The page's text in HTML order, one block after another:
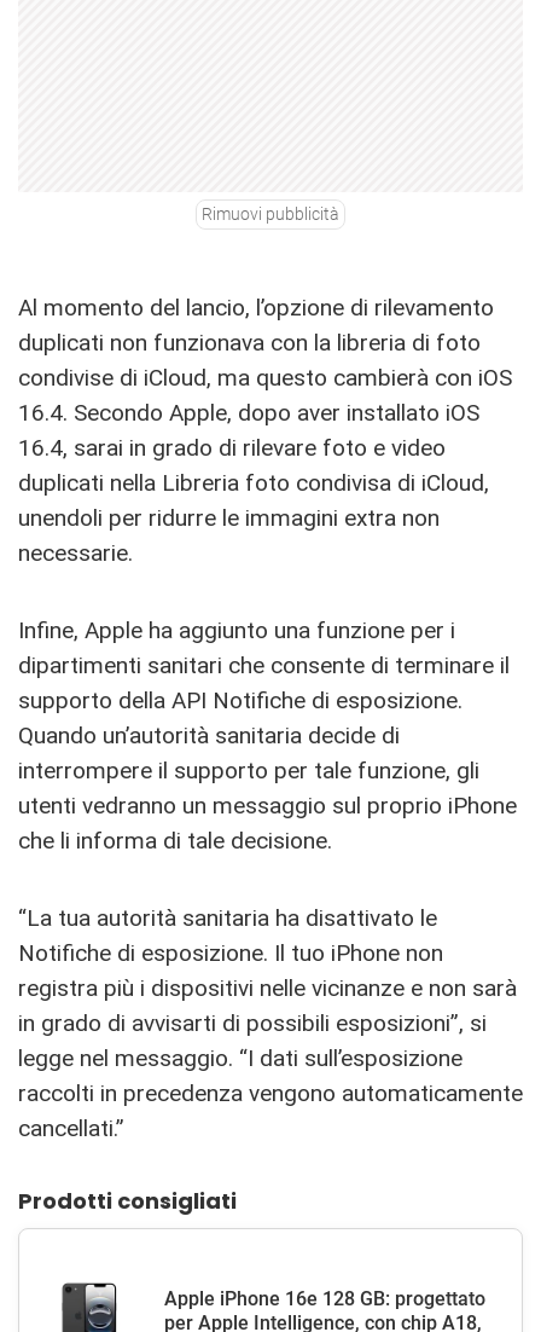
Rimuovi pubblicità
Al momento del lancio, l’opzione di rilevamento
duplicati non funzionava con la libreria di foto
condivise di ‌iCloud‌, ma questo cambierà con iOS
16.4. Secondo Apple, dopo aver installato iOS
16.4, sarai in grado di rilevare foto e video
duplicati nella Libreria foto condivisa di ‌iCloud‌,
unendoli per ridurre le immagini extra non
necessarie.
Infine, Apple ha aggiunto una funzione per i
dipartimenti sanitari che consente di terminare il
supporto della API Notifiche di esposizione.
Quando un’autorità sanitaria decide di
interrompere il supporto per tale funzione, gli
utenti vedranno un messaggio sul proprio iPhone
che li informa di tale decisione.
“La tua autorità sanitaria ha disattivato le
Notifiche di esposizione. Il tuo iPhone non
registra più i dispositivi nelle vicinanze e non sarà
in grado di avvisarti di possibili esposizioni”, si
legge nel messaggio. “I dati sull’esposizione
raccolti in precedenza vengono automaticamente
cancellati.”
Prodotti consigliati
Apple iPhone 16e 128 GB: progettato
per Apple Intelligence, con chip A18,